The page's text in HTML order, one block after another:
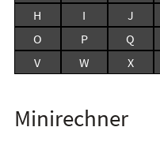
H
I J
O
P Q
V
W X
Minirechner